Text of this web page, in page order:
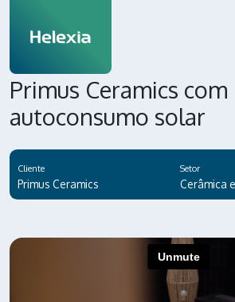
Primus Ceramics com
autoconsumo solar
Cliente
Primus Ceramics
Setor
Cerâmica